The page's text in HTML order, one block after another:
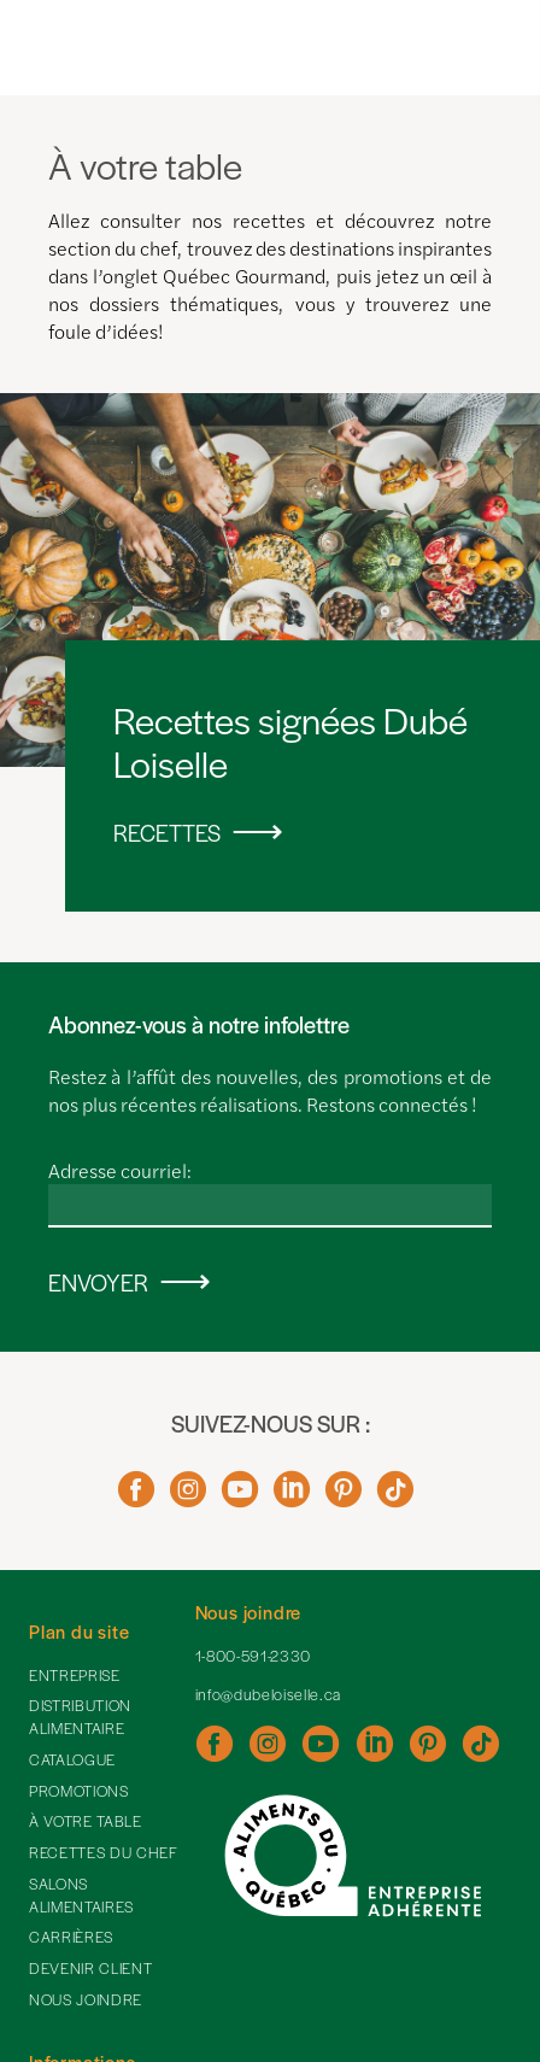
À votre table
Allez consulter nos recettes et découvrez notre
section du chef, trouvez des destinations inspirantes
dans l’onglet Québec Gourmand, puis jetez un œil à
nos dossiers thématiques, vous y trouverez une
foule d’idées!
Recettes signées Dubé
Loiselle
RECETTES
Abonnez-vous à notre infolettre
Restez à l’affût des nouvelles, des promotions et de
nos plus récentes réalisations. Restons connectés !
Adresse courriel:
ENVOYER
SUIVEZ-NOUS SUR :
Nous joindre
1-800-591-2330
info@dubeloiselle.ca
Plan du site
ENTREPRISE
DISTRIBUTION
ALIMENTAIRE
CATALOGUE
PROMOTIONS
À VOTRE TABLE
RECETTES DU CHEF
SALONS
ALIMENTAIRES
CARRIÈRES
DEVENIR CLIENT
NOUS JOINDRE